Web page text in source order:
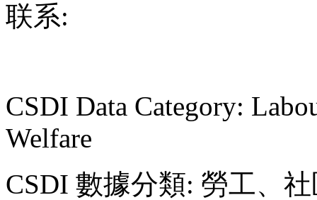
联系:
CSDI Data Category:
Welfare
CSDI 數據分類: 勞工、